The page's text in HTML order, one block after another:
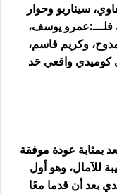
الحلفاوي، سيناريو وحوار
فلـــ:عمرو يوسف،
وكريم قاسم،
واقعي حَد
2015، والذي يعد بمثابة عودة موفقة
للآمال، وهو أول
بعد أن قدما معًا